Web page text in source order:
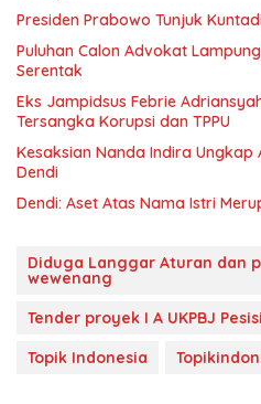
Presiden Prabowo Tunjuk
Puluhan Calon Advokat
Serentak
Eks Jampidsus Febrie
Tersangka Korupsi dan TPPU
Kesaksian Nanda Indira Ungkap
Dendi
Dendi: Aset Atas Nama Istri
Diduga Langgar Aturan dan
wewenang
Tender proyek I A UKPBJ
Topik Indonesia